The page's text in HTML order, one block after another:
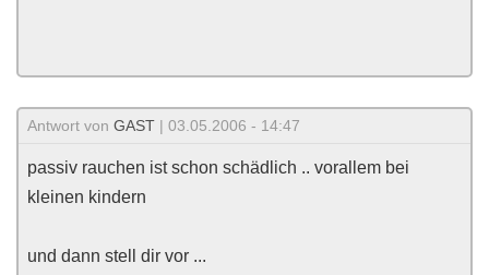
Antwort von GAST | 03.05.2006 - 14:47
passiv rauchen ist schon schädlich .. vorallem bei
kleinen kindern
und dann stell dir vor ...